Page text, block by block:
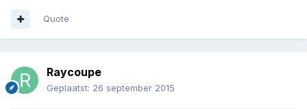
Quote
Raycoupe
Geplaatst: 26 september 2015